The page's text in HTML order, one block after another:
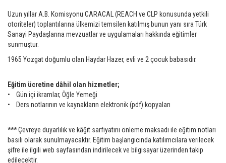
Uzun yıllar A.B. Komisyonu CARACAL (REACH ve CLP konusunda yetkili
otoriteler) toplantılarına ülkemizi temsilen katılmış bunun yanı sıra Türk
Sanayi Paydaşlarına mevzuatlar ve uygulamaları hakkında eğitimler
sunmuştur.
1965 Yozgat doğumlu olan Haydar Hazer, evli ve 2 çocuk babasıdır.
Eğitim ücretine dâhil olan hizmetler;
• Gün içi ikramlar, Öğle Yemeği
• Ders notlarının ve kaynakların elektronik (pdf) kopyaları
***Çevreye duyarlılık ve kâğıt sarfiyatını önleme maksadı ile eğitim notları
basılı olarak sunulmayacaktır. Eğitim başlangıcında katılımcılara verilecek
şifre ile ilgili web sayfasından indirilecek ve bilgisayar üzerinden takip
edilecektir.